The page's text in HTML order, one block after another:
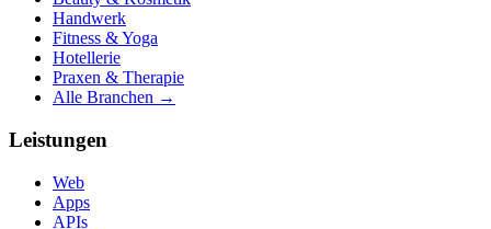
Handwerk
Fitness & Yoga
Hotellerie
Praxen & Therapie
Alle Branchen →
Leistungen
Web
Apps
APIs